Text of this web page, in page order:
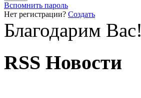
Вспомнить пароль
Нет регистрации? Создать
Благодарим Вас!
RSS Новости